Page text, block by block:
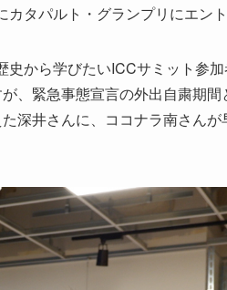
タパルト・グランプリにエン
から学びたいICCサミット参
、緊急事態宣言の外出自粛期
深井さんに、ココナラ南さん